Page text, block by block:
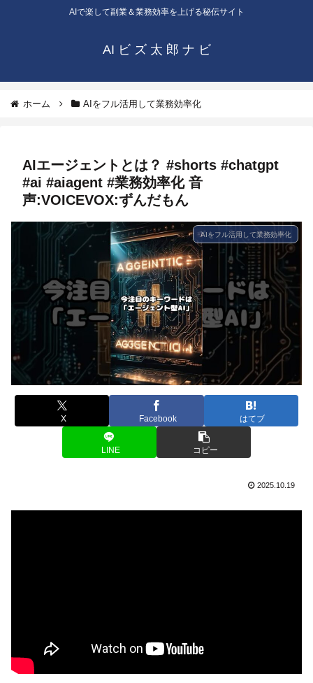
AIで楽して副業＆業務効率を上げる秘伝サイト
AI ビ ズ 太 郎 ナ ビ
ホーム AIをフル活用して業務効率化
AIエージェントとは？ #shorts #chatgpt
#ai #aiagent #業務効率化 音
声:VOICEVOX:ずんだもん
AIをフル活用して業務効率化
X Facebook はてブ
LINE コピー
2025.10.19